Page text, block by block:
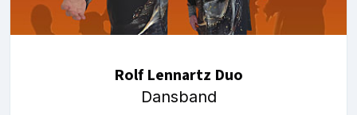
Rolf Lennartz Duo
Dansband